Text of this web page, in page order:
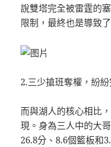
說雙塔完全被雷霆的
限制，最終也是導致
2.三少搶班奪權，紛紛
而與湖人的核心相比
現。身為三人中的大
26.8分、8.6個籃板和